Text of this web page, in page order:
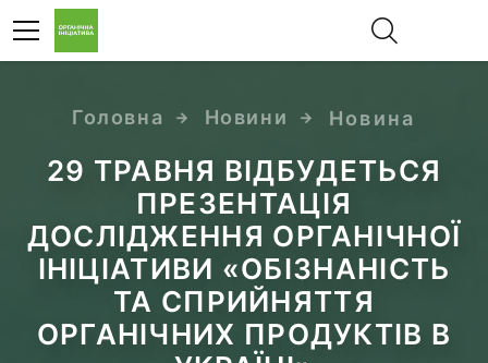
Головна Новини Новина
29 ТРАВНЯ ВІДБУДЕТЬСЯ
ПРЕЗЕНТАЦІЯ
ДОСЛІДЖЕННЯ ОРГАНІЧНОЇ
ІНІЦІАТИВИ «ОБІЗНАНІСТЬ
ТА СПРИЙНЯТТЯ
ОРГАНІЧНИХ ПРОДУКТІВ В